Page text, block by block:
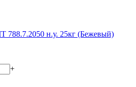
788.7.2050 н.у. 25кг (Бежевый)
+